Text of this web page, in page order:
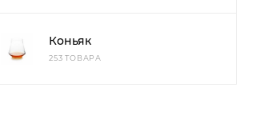
Коньяк
253 ТОВАРА